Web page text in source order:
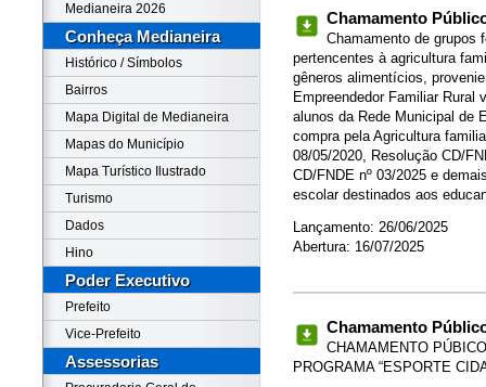
Medianeira 2026
Conheça Medianeira
Histórico / Símbolos
Bairros
Mapa Digital de Medianeira
Mapas do Município
Mapa Turístico Ilustrado
Turismo
Dados
Hino
Poder Executivo
Prefeito
Vice-Prefeito
Assessorias
Chamamento
Chamamento de grupos
pertencentes à agricultura
gêneros alimentícios,
Empreendedor Familiar Rural
alunos da Rede Municipal de
compra pela Agricultura
08/05/2020, Resolução CD/
CD/FNDE nº 03/2025 e
escolar destinados aos
Lançamento: 26/06/2025
Abertura: 16/07/2025
Chamamento
CHAMAMENTO
PROGRAMA “ESPORTE